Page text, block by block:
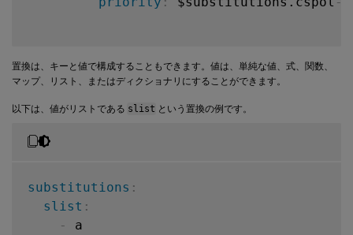
置換は、キーと値で構成することもできます。値は、単純な値、式、関数、
マップ、リスト、またはディクショナリにすることができます。
以下は、値がリストである slist という置換の例です。
substitutions :
slist :
-
a